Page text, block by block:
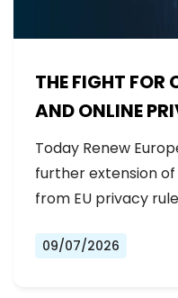
THE FIGHT FOR
AND ONLINE
Today Renew
further extension
from EU privacy
09/07/2026